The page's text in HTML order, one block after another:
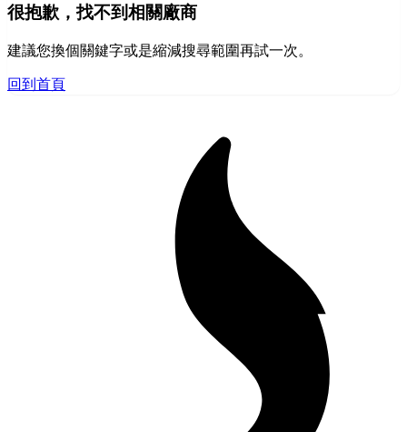
很抱歉，找不到相關廠商
建議您換個關鍵字或是縮減搜尋範圍再試一次。
回到首頁